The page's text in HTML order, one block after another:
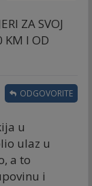
ZA SVOJ
KM I OD
u
ulaz u
a to
i
ODGOVORITE